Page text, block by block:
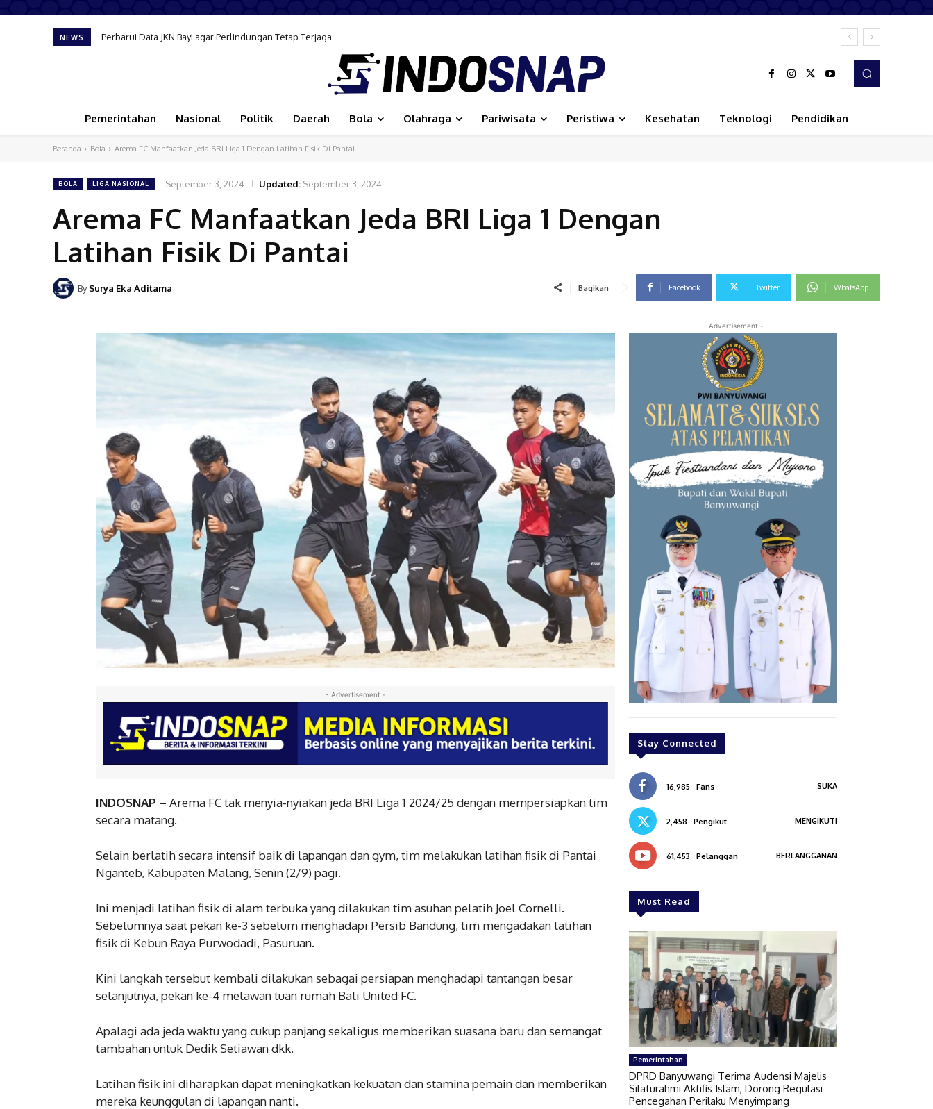
NEWS Perbarui Data JKN Bayi agar Perlindungan Tetap Terjaga
Komnas HAM Soroti Capaian Banyuwangi dalam Pembangunan Inklusif, Diusulkan Ikut Penilaian HAM Nasional
Pemerintahan Nasional Politik Daerah Bola Olahraga Pariwisata Peristiwa Kesehatan Teknologi Pendidikan
Beranda Bola Arema FC Manfaatkan Jeda BRI Liga 1 Dengan Latihan Fisik Di Pantai
BOLA LIGA NASIONAL September 3, 2024 Updated: September 3, 2024
Arema FC Manfaatkan Jeda BRI Liga 1 Dengan
Latihan Fisik Di Pantai
By Surya Eka Aditama Bagikan Facebook Twitter WhatsApp
- Advertisement -
INDOSNAP – Arema FC tak menyia-nyiakan jeda BRI Liga 1 2024/25 dengan mempersiapkan tim
secara matang.
Selain berlatih secara intensif baik di lapangan dan gym, tim melakukan latihan fisik di Pantai
Nganteb, Kabupaten Malang, Senin (2/9) pagi.
Ini menjadi latihan fisik di alam terbuka yang dilakukan tim asuhan pelatih Joel Cornelli.
Sebelumnya saat pekan ke-3 sebelum menghadapi Persib Bandung, tim mengadakan latihan
fisik di Kebun Raya Purwodadi, Pasuruan.
Kini langkah tersebut kembali dilakukan sebagai persiapan menghadapi tantangan besar
selanjutnya, pekan ke-4 melawan tuan rumah Bali United FC.
Apalagi ada jeda waktu yang cukup panjang sekaligus memberikan suasana baru dan semangat
tambahan untuk Dedik Setiawan dkk.
Latihan fisik ini diharapkan dapat meningkatkan kekuatan dan stamina pemain dan memberikan
mereka keunggulan di lapangan nanti.
- Advertisement -
Stay Connected
16,985 Fans SUKA
2,458 Pengikut MENGIKUTI
61,453 Pelanggan BERLANGGANAN
Must Read
Pemerintahan
DPRD Banyuwangi Terima Audensi Majelis
Silaturahmi Aktifis Islam, Dorong Regulasi
Pencegahan Perilaku Menyimpang